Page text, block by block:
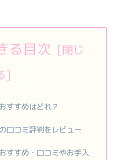
る目次
すすめはどれ？
口コミ評判をレビュー
すすめ・口コミやお手入